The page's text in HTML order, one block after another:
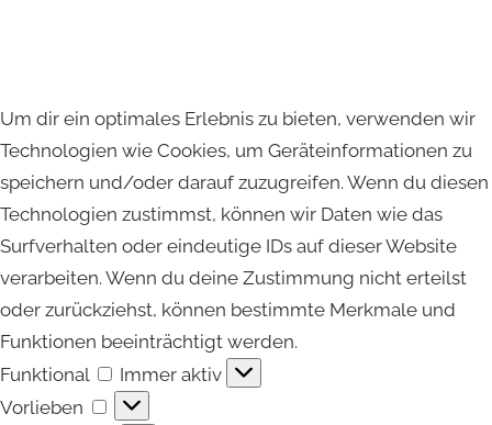
Um dir ein optimales Erlebnis zu bieten, verwenden wir
Technologien wie Cookies, um Geräteinformationen zu
speichern und/oder darauf zuzugreifen. Wenn du diesen
Technologien zustimmst, können wir Daten wie das
Surfverhalten oder eindeutige IDs auf dieser Website
verarbeiten. Wenn du deine Zustimmung nicht erteilst
oder zurückziehst, können bestimmte Merkmale und
Funktionen beeinträchtigt werden.
Funktional
Funktional
Immer aktiv
Vorlieben
Vorlieben